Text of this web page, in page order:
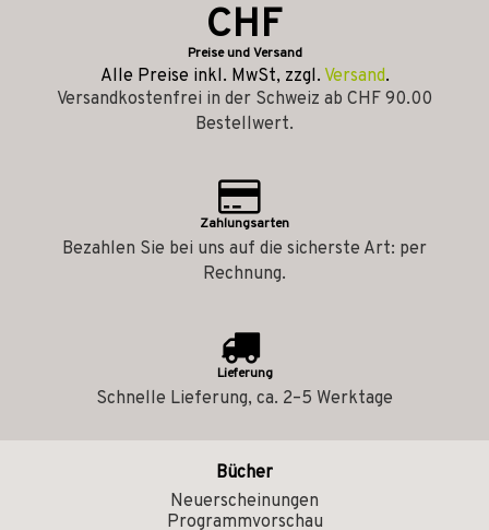
CHF
Preise und Versand
Alle Preise inkl. MwSt, zzgl. Versand.
Versandkostenfrei in der Schweiz ab CHF 90.00
Bestellwert.
Zahlungsarten
Bezahlen Sie bei uns auf die sicherste Art: per
Rechnung.
Lieferung
Schnelle Lieferung, ca. 2–5 Werktage
Bücher
Neuerscheinungen
Programmvorschau